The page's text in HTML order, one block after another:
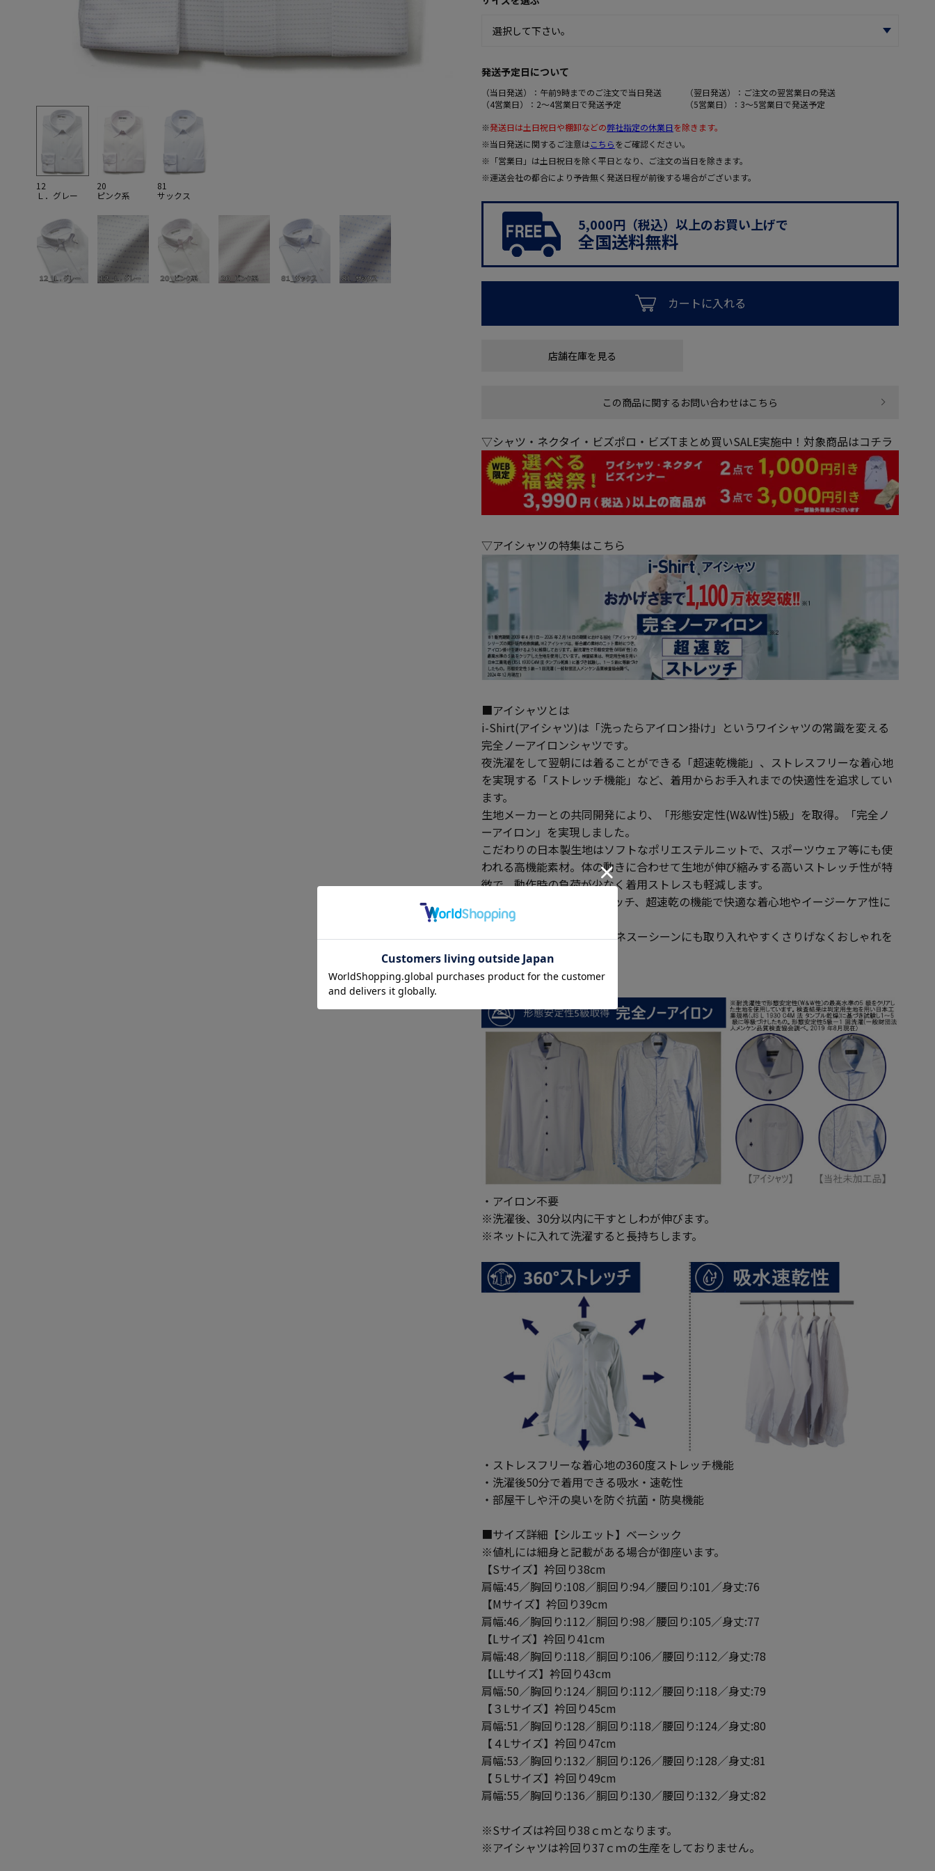
12
Ｌ．グレー
20
ピンク系
81
サックス
発送予定日について
（当日発送）：午前9時までのご注文で当日発送
（翌日発送）：ご注文の翌営業日の発送
（4営業日）：2～4営業日で発送予定
（5営業日）：3～5営業日で発送予定
※発送日は土日祝日や棚卸などの弊社指定の休業日を除きます。
※当日発送に関するご注意はこちらをご確認ください。
※「営業日」は土日祝日を除く平日となり、ご注文の当日を除きます。
※運送会社の都合により予告無く発送日程が前後する場合がございます。
5,000円（税込）以上のお買い上げで
全国送料無料
カートに入れる
店舗在庫を見る
この商品に関するお問い合わせはこちら
▽シャツ・ネクタイ・ビズポロ・ビズTまとめ買いSALE実施中！対象商品はコチラ
▽アイシャツの特集はこちら
■アイシャツとは
i-Shirt(アイシャツ)は「洗ったらアイロン掛け」というワイシャツの常識を変える
完全ノーアイロンシャツです。
夜洗濯をして翌朝には着ることができる「超速乾機能」、ストレスフリーな着心地
を実現する「ストレッチ機能」など、着用からお手入れまでの快適性を追求してい
ます。
生地メーカーとの共同開発により、「形態安定性(W&W性)5級」を取得。「完全ノ
ーアイロン」を実現しました。
こだわりの日本製生地はソフトなポリエステルニットで、スポーツウェア等にも使
われる高機能素材。体の動きに合わせて生地が伸び縮みする高いストレッチ性が特
徴で、動作時の負荷が少なく着用ストレスも軽減します。
完全ノーアイロン、ストレッチ、超速乾の機能で快適な着心地やイージーケア性に
優れています。
デザインはシンプルでビジネスーシーンにも取り入れやすくさりげなくおしゃれを
アピールできます。
■機能
・アイロン不要
※洗濯後、30分以内に干すとしわが伸びます。
※ネットに入れて洗濯すると長持ちします。
・ストレスフリーな着心地の360度ストレッチ機能
・洗濯後50分で着用できる吸水・速乾性
・部屋干しや汗の臭いを防ぐ抗菌・防臭機能
■サイズ詳細【シルエット】ベーシック
※値札には細身と記載がある場合が御座います。
【Sサイズ】衿回り38cm
肩幅:45／胸回り:108／胴回り:94／腰回り:101／身丈:76
【Mサイズ】衿回り39cm
肩幅:46／胸回り:112／胴回り:98／腰回り:105／身丈:77
【Lサイズ】衿回り41cm
肩幅:48／胸回り:118／胴回り:106／腰回り:112／身丈:78
【LLサイズ】衿回り43cm
肩幅:50／胸回り:124／胴回り:112／腰回り:118／身丈:79
【３Lサイズ】衿回り45cm
肩幅:51／胸回り:128／胴回り:118／腰回り:124／身丈:80
【４Lサイズ】衿回り47cm
肩幅:53／胸回り:132／胴回り:126／腰回り:128／身丈:81
【５Lサイズ】衿回り49cm
肩幅:55／胸回り:136／胴回り:130／腰回り:132／身丈:82
※Sサイズは衿回り38ｃｍとなります。
※アイシャツは衿回り37ｃｍの生産をしておりません。